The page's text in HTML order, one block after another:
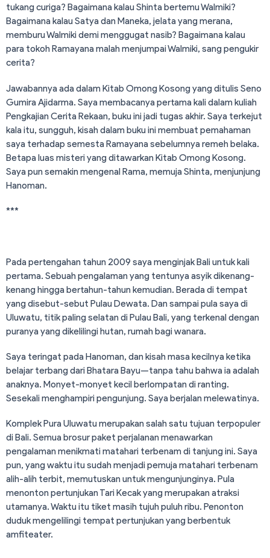
tukang curiga? Bagaimana kalau Shinta bertemu Walmiki?
Bagaimana kalau Satya dan Maneka, jelata yang merana,
memburu Walmiki demi menggugat nasib? Bagaimana kalau
para tokoh Ramayana malah menjumpai Walmiki, sang pengukir
cerita?
Jawabannya ada dalam Kitab Omong Kosong yang ditulis Seno
Gumira Ajidarma. Saya membacanya pertama kali dalam kuliah
Pengkajian Cerita Rekaan, buku ini jadi tugas akhir. Saya terkejut
kala itu, sungguh, kisah dalam buku ini membuat pemahaman
saya terhadap semesta Ramayana sebelumnya remeh belaka.
Betapa luas misteri yang ditawarkan Kitab Omong Kosong.
Saya pun semakin mengenal Rama, memuja Shinta, menjunjung
Hanoman.
***
Pada pertengahan tahun 2009 saya menginjak Bali untuk kali
pertama. Sebuah pengalaman yang tentunya asyik dikenang-
kenang hingga bertahun-tahun kemudian. Berada di tempat
yang disebut-sebut Pulau Dewata. Dan sampai pula saya di
Uluwatu, titik paling selatan di Pulau Bali, yang terkenal dengan
puranya yang dikelilingi hutan, rumah bagi wanara.
Saya teringat pada Hanoman, dan kisah masa kecilnya ketika
belajar terbang dari Bhatara Bayu—tanpa tahu bahwa ia adalah
anaknya. Monyet-monyet kecil berlompatan di ranting.
Sesekali menghampiri pengunjung. Saya berjalan melewatinya.
Komplek Pura Uluwatu merupakan salah satu tujuan terpopuler
di Bali. Semua brosur paket perjalanan menawarkan
pengalaman menikmati matahari terbenam di tanjung ini. Saya
pun, yang waktu itu sudah menjadi pemuja matahari terbenam
alih-alih terbit, memutuskan untuk mengunjunginya. Pula
menonton pertunjukan Tari Kecak yang merupakan atraksi
utamanya. Waktu itu tiket masih tujuh puluh ribu. Penonton
duduk mengelilingi tempat pertunjukan yang berbentuk
amfiteater.